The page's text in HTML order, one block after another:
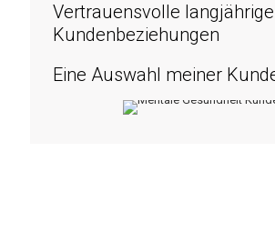
Vertrauensvolle langjährige
Kundenbeziehungen
Eine Auswahl meiner